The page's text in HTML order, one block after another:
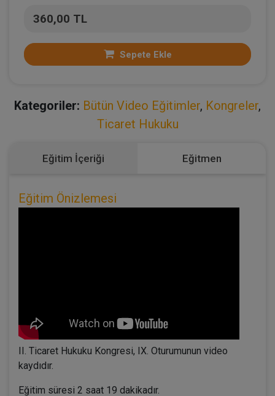
360,00 TL
Sepete Ekle
Kategoriler: Bütün Video Eğitimler, Kongreler,
Ticaret Hukuku
Eğitim İçeriği Eğitmen
Eğitim Önizlemesi
II. Ticaret Hukuku Kongresi, IX. Oturumunun video
kaydıdır.
Eğitim süresi 2 saat 19 dakikadır.